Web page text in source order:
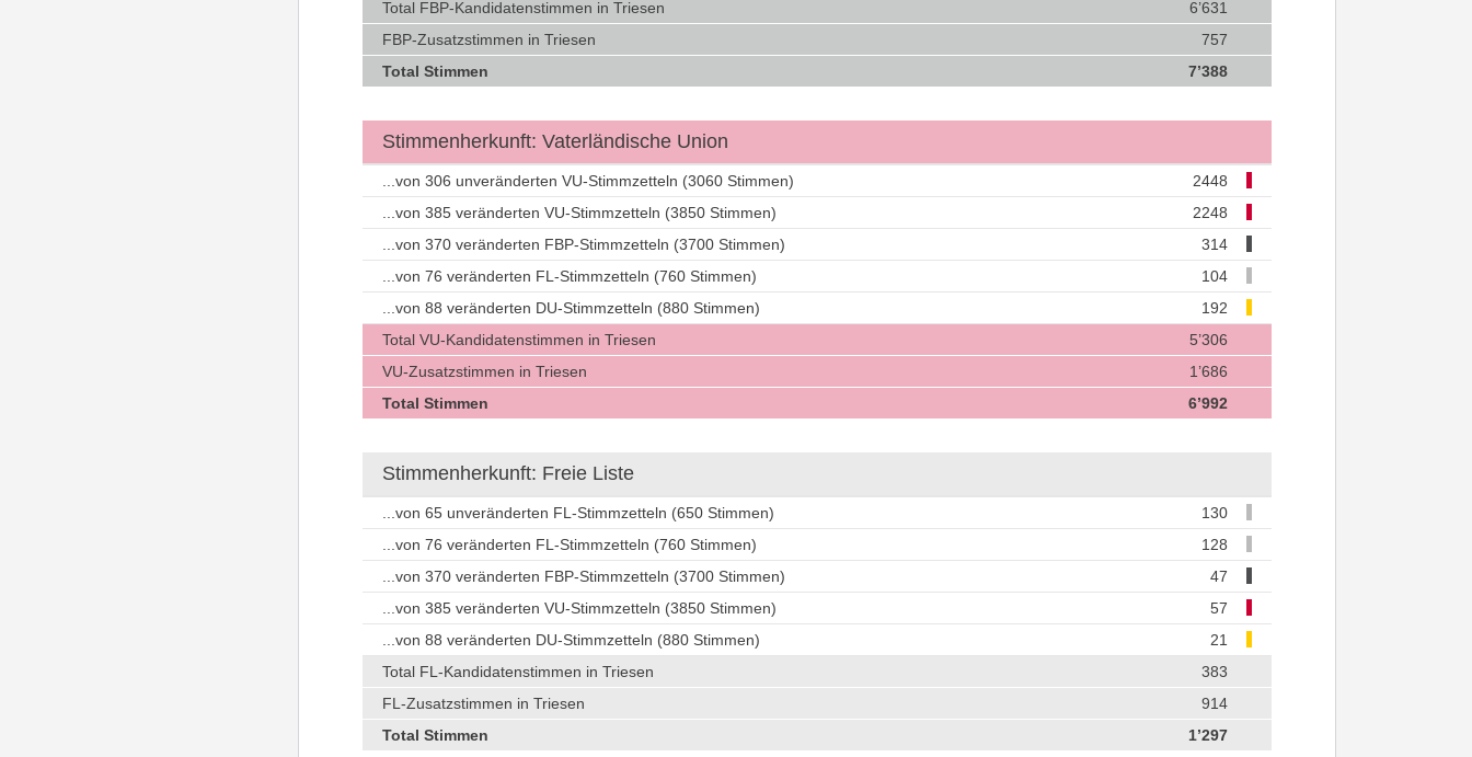
Total FBP-Kandidatenstimmen in Triesen
6’631
FBP-Zusatzstimmen in Triesen
757
Total Stimmen
7’388
Stimmenherkunft: Vaterländische Union
...von 306 unveränderten VU-Stimmzetteln (3060 Stimmen)
2448
...von 385 veränderten VU-Stimmzetteln (3850 Stimmen)
2248
...von 370 veränderten FBP-Stimmzetteln (3700 Stimmen)
314
...von 76 veränderten FL-Stimmzetteln (760 Stimmen)
104
...von 88 veränderten DU-Stimmzetteln (880 Stimmen)
192
Total VU-Kandidatenstimmen in Triesen
5’306
VU-Zusatzstimmen in Triesen
1’686
Total Stimmen
6’992
Stimmenherkunft: Freie Liste
...von 65 unveränderten FL-Stimmzetteln (650 Stimmen)
130
...von 76 veränderten FL-Stimmzetteln (760 Stimmen)
128
...von 370 veränderten FBP-Stimmzetteln (3700 Stimmen)
47
...von 385 veränderten VU-Stimmzetteln (3850 Stimmen)
57
...von 88 veränderten DU-Stimmzetteln (880 Stimmen)
21
Total FL-Kandidatenstimmen in Triesen
383
FL-Zusatzstimmen in Triesen
914
Total Stimmen
1’297